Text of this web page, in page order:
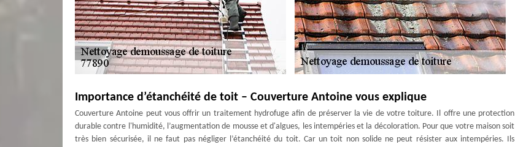
Importance d’étanchéité de toit – Couverture Antoine vous explique
Couverture Antoine peut vous offrir un traitement hydrofuge afin de préserver la vie de votre toiture. Il offre une protection
durable contre l'humidité, l’augmentation de mousse et d'algues, les intempéries et la décoloration. Pour que votre maison soit
très bien sécurisée, il ne faut pas négliger l’étanchéité du toit. Car un toit non solide ne peut résister aux intempéries. Ils